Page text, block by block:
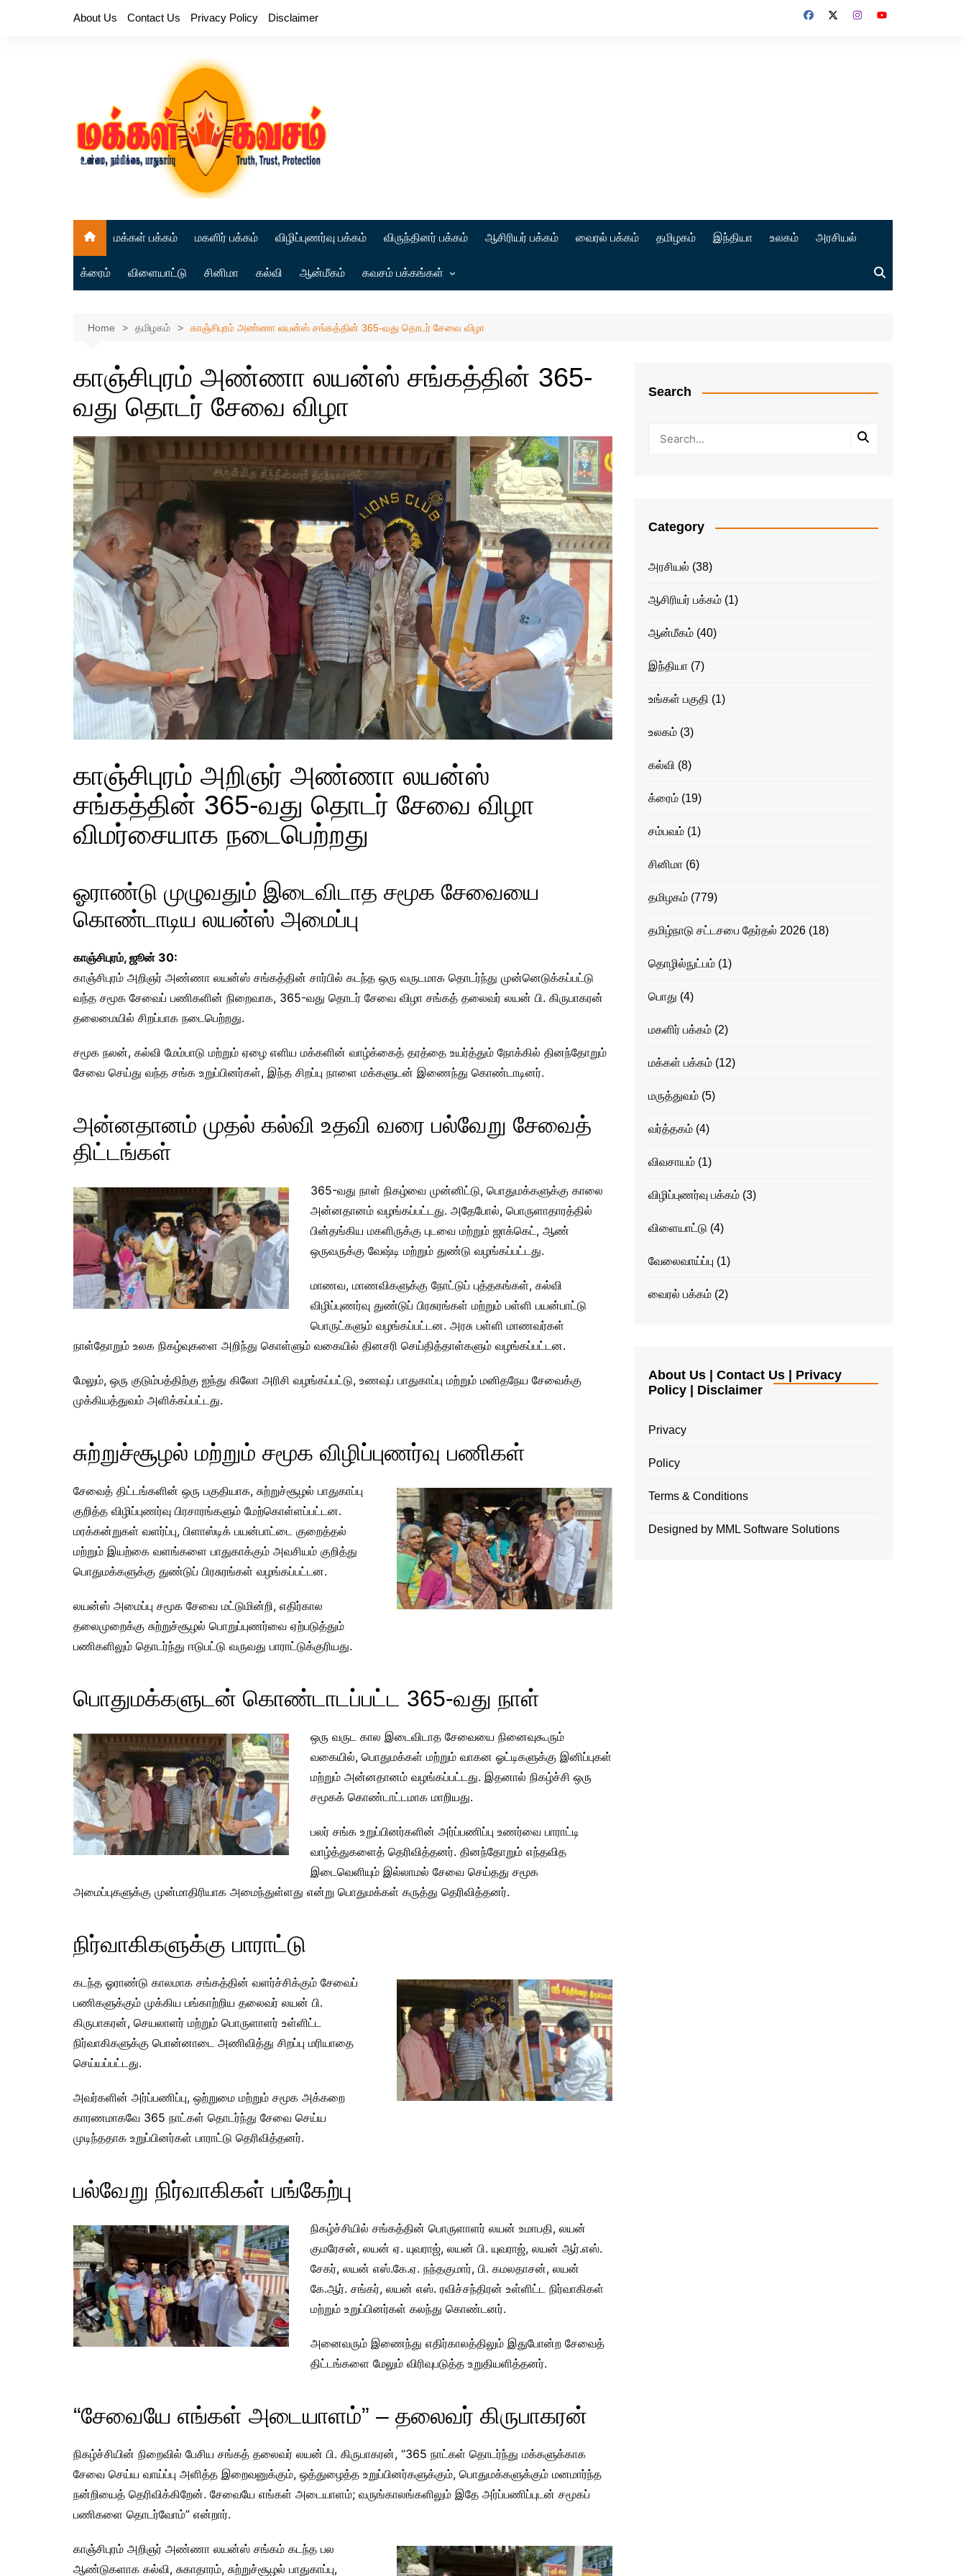
About Us Contact Us Privacy Policy Disclaimer
மக்கள் பக்கம் மகளிர் பக்கம் விழிப்புணர்வு பக்கம் விருந்தினர் பக்கம் ஆசிரியர் பக்கம் வைரல் பக்கம் தமிழகம் இந்தியா உலகம் அரசியல்
க்ரைம் விளையாட்டு சினிமா கல்வி ஆன்மீகம் கவசம் பக்கங்கள்
வேலைவாய்ப்பு
மருத்துவம்
தொழில்நுட்பம்
கார்ட்டூன்ஸ்
வர்த்தகம்
Home தமிழகம் காஞ்சிபுரம் அண்ணா லயன்ஸ் சங்கத்தின் 365-வது தொடர் சேவை விழா
காஞ்சிபுரம் அண்ணா லயன்ஸ் சங்கத்தின் 365-
வது தொடர் சேவை விழா
காஞ்சிபுரம் அறிஞர் அண்ணா லயன்ஸ்
சங்கத்தின் 365-வது தொடர் சேவை விழா
விமர்சையாக நடைபெற்றது
ஓராண்டு முழுவதும் இடைவிடாத சமூக சேவையை
கொண்டாடிய லயன்ஸ் அமைப்பு
காஞ்சிபுரம், ஜூன் 30:
காஞ்சிபுரம் அறிஞர் அண்ணா லயன்ஸ் சங்கத்தின் சார்பில் கடந்த ஒரு வருடமாக தொடர்ந்து முன்னெடுக்கப்பட்டு
வந்த சமூக சேவைப் பணிகளின் நிறைவாக, 365-வது தொடர் சேவை விழா சங்கத் தலைவர் லயன் பி. கிருபாகரன்
தலைமையில் சிறப்பாக நடைபெற்றது.
சமூக நலன், கல்வி மேம்பாடு மற்றும் ஏழை எளிய மக்களின் வாழ்க்கைத் தரத்தை உயர்த்தும் நோக்கில் தினந்தோறும்
சேவை செய்து வந்த சங்க உறுப்பினர்கள், இந்த சிறப்பு நாளை மக்களுடன் இணைந்து கொண்டாடினர்.
அன்னதானம் முதல் கல்வி உதவி வரை பல்வேறு சேவைத்
திட்டங்கள்
365-வது நாள் நிகழ்வை முன்னிட்டு, பொதுமக்களுக்கு காலை
அன்னதானம் வழங்கப்பட்டது. அதேபோல், பொருளாதாரத்தில்
பின்தங்கிய மகளிருக்கு புடவை மற்றும் ஜாக்கெட், ஆண்
ஒருவருக்கு வேஷ்டி மற்றும் துண்டு வழங்கப்பட்டது.
மாணவ, மாணவிகளுக்கு நோட்டுப் புத்தகங்கள், கல்வி
விழிப்புணர்வு துண்டுப் பிரசுரங்கள் மற்றும் பள்ளி பயன்பாட்டு
பொருட்களும் வழங்கப்பட்டன. அரசு பள்ளி மாணவர்கள்
நாள்தோறும் உலக நிகழ்வுகளை அறிந்து கொள்ளும் வகையில் தினசரி செய்தித்தாள்களும் வழங்கப்பட்டன.
மேலும், ஒரு குடும்பத்திற்கு ஐந்து கிலோ அரிசி வழங்கப்பட்டு, உணவுப் பாதுகாப்பு மற்றும் மனிதநேய சேவைக்கு
முக்கியத்துவம் அளிக்கப்பட்டது.
சுற்றுச்சூழல் மற்றும் சமூக விழிப்புணர்வு பணிகள்
சேவைத் திட்டங்களின் ஒரு பகுதியாக, சுற்றுச்சூழல் பாதுகாப்பு
குறித்த விழிப்புணர்வு பிரசாரங்களும் மேற்கொள்ளப்பட்டன.
மரக்கன்றுகள் வளர்ப்பு, பிளாஸ்டிக் பயன்பாட்டை குறைத்தல்
மற்றும் இயற்கை வளங்களை பாதுகாக்கும் அவசியம் குறித்து
பொதுமக்களுக்கு துண்டுப் பிரசுரங்கள் வழங்கப்பட்டன.
லயன்ஸ் அமைப்பு சமூக சேவை மட்டுமின்றி, எதிர்கால
தலைமுறைக்கு சுற்றுச்சூழல் பொறுப்புணர்வை ஏற்படுத்தும்
பணிகளிலும் தொடர்ந்து ஈடுபட்டு வருவது பாராட்டுக்குரியது.
பொதுமக்களுடன் கொண்டாடப்பட்ட 365-வது நாள்
ஒரு வருட கால இடைவிடாத சேவையை நினைவுகூரும்
வகையில், பொதுமக்கள் மற்றும் வாகன ஓட்டிகளுக்கு இனிப்புகள்
மற்றும் அன்னதானம் வழங்கப்பட்டது. இதனால் நிகழ்ச்சி ஒரு
சமூகக் கொண்டாட்டமாக மாறியது.
பலர் சங்க உறுப்பினர்களின் அர்ப்பணிப்பு உணர்வை பாராட்டி
வாழ்த்துகளைத் தெரிவித்தனர். தினந்தோறும் எந்தவித
இடைவெளியும் இல்லாமல் சேவை செய்தது சமூக
அமைப்புகளுக்கு முன்மாதிரியாக அமைந்துள்ளது என்று பொதுமக்கள் கருத்து தெரிவித்தனர்.
நிர்வாகிகளுக்கு பாராட்டு
கடந்த ஓராண்டு காலமாக சங்கத்தின் வளர்ச்சிக்கும் சேவைப்
பணிகளுக்கும் முக்கிய பங்காற்றிய தலைவர் லயன் பி.
கிருபாகரன், செயலாளர் மற்றும் பொருளாளர் உள்ளிட்ட
நிர்வாகிகளுக்கு பொன்னாடை அணிவித்து சிறப்பு மரியாதை
செய்யப்பட்டது.
அவர்களின் அர்ப்பணிப்பு, ஒற்றுமை மற்றும் சமூக அக்கறை
காரணமாகவே 365 நாட்கள் தொடர்ந்து சேவை செய்ய
முடிந்ததாக உறுப்பினர்கள் பாராட்டு தெரிவித்தனர்.
பல்வேறு நிர்வாகிகள் பங்கேற்பு
நிகழ்ச்சியில் சங்கத்தின் பொருளாளர் லயன் உமாபதி, லயன்
குமரேசன், லயன் ஏ. யுவராஜ், லயன் பி. யுவராஜ், லயன் ஆர்.எஸ்.
சேகர், லயன் எஸ்.கே.ஏ. நந்தகுமார், பி. கமலதாசன், லயன்
கே.ஆர். சங்கர், லயன் எஸ். ரவிச்சந்திரன் உள்ளிட்ட நிர்வாகிகள்
மற்றும் உறுப்பினர்கள் கலந்து கொண்டனர்.
அனைவரும் இணைந்து எதிர்காலத்திலும் இதுபோன்ற சேவைத்
திட்டங்களை மேலும் விரிவுபடுத்த உறுதியளித்தனர்.
“சேவையே எங்கள் அடையாளம்” – தலைவர் கிருபாகரன்
நிகழ்ச்சியின் நிறைவில் பேசிய சங்கத் தலைவர் லயன் பி. கிருபாகரன், “365 நாட்கள் தொடர்ந்து மக்களுக்காக
சேவை செய்ய வாய்ப்பு அளித்த இறைவனுக்கும், ஒத்துழைத்த உறுப்பினர்களுக்கும், பொதுமக்களுக்கும் மனமார்ந்த
நன்றியைத் தெரிவிக்கிறேன். சேவையே எங்கள் அடையாளம்; வருங்காலங்களிலும் இதே அர்ப்பணிப்புடன் சமூகப்
பணிகளை தொடர்வோம்” என்றார்.
காஞ்சிபுரம் அறிஞர் அண்ணா லயன்ஸ் சங்கம் கடந்த பல
ஆண்டுகளாக கல்வி, சுகாதாரம், சுற்றுச்சூழல் பாதுகாப்பு,
Search
Category
அரசியல் (38)
ஆசிரியர் பக்கம் (1)
ஆன்மீகம் (40)
இந்தியா (7)
உங்கள் பகுதி (1)
உலகம் (3)
கல்வி (8)
க்ரைம் (19)
சம்பவம் (1)
சினிமா (6)
தமிழகம் (779)
தமிழ்நாடு சட்டசபை தேர்தல் 2026 (18)
தொழில்நுட்பம் (1)
பொது (4)
மகளிர் பக்கம் (2)
மக்கள் பக்கம் (12)
மருத்துவம் (5)
வர்த்தகம் (4)
விவசாயம் (1)
விழிப்புணர்வு பக்கம் (3)
விளையாட்டு (4)
வேலைவாய்ப்பு (1)
வைரல் பக்கம் (2)
About Us | Contact Us | Privacy
Policy | Disclaimer
Privacy
Policy
Terms & Conditions
Designed by MML Software Solutions